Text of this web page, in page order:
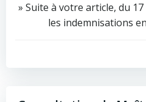
» Suite à votre article, du
les indemnisations